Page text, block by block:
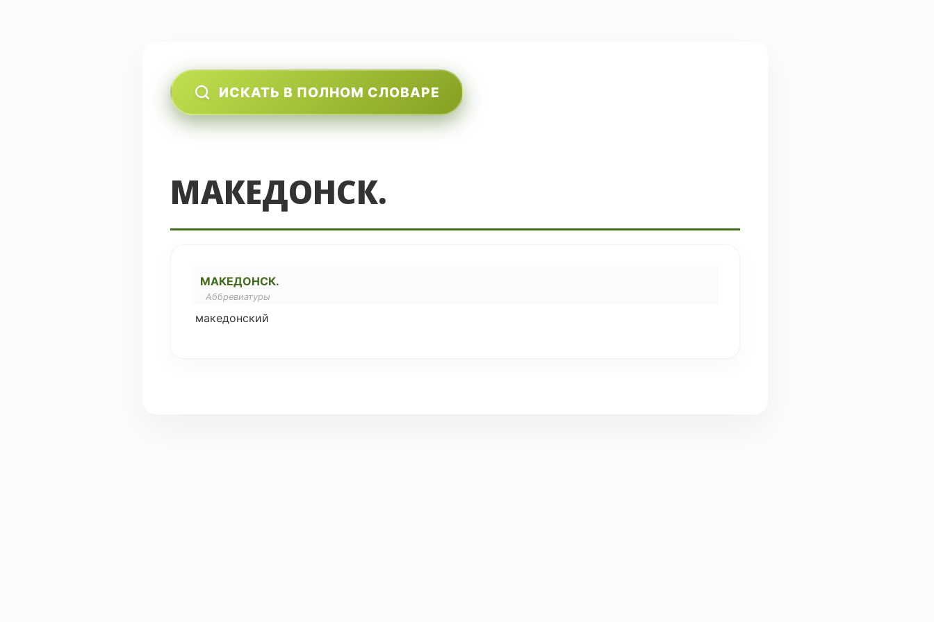
ИСКАТЬ В ПОЛНОМ СЛОВАРЕ
МАКЕДОНСК.
МАКЕДОНСК.
Аббревиатуры
македонский